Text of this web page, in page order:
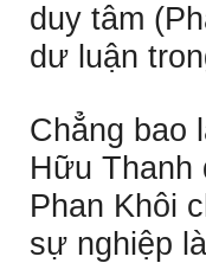
duy tâm
dư luận
Chẳng bao
Hữu Thanh
Phan Khôi
sự nghiệp